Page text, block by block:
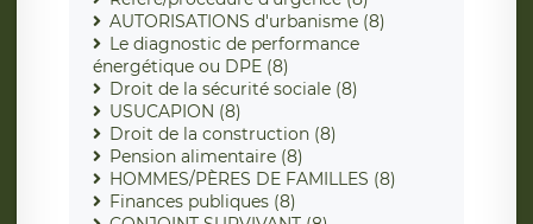
AUTORISATIONS d'urbanisme (8)
Le diagnostic de performance
énergétique ou DPE (8)
Droit de la sécurité sociale (8)
USUCAPION (8)
Droit de la construction (8)
Pension alimentaire (8)
HOMMES/PÈRES DE FAMILLES (8)
Finances publiques (8)